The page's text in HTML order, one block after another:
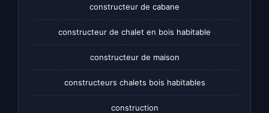
constructeur de cabane
constructeur de chalet en bois habitable
constructeur de maison
constructeurs chalets bois habitables
construction